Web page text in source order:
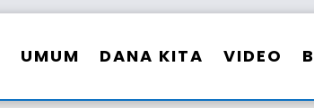
UMUM DANA KITA VIDEO